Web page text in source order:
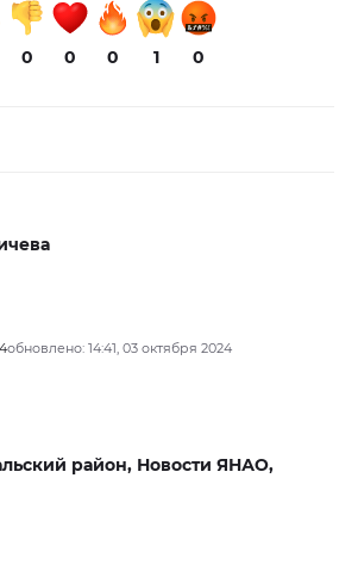
0 0 0 1 0
обновлено: 14:41, 03 октября 2024
район, Новости ЯНАО,